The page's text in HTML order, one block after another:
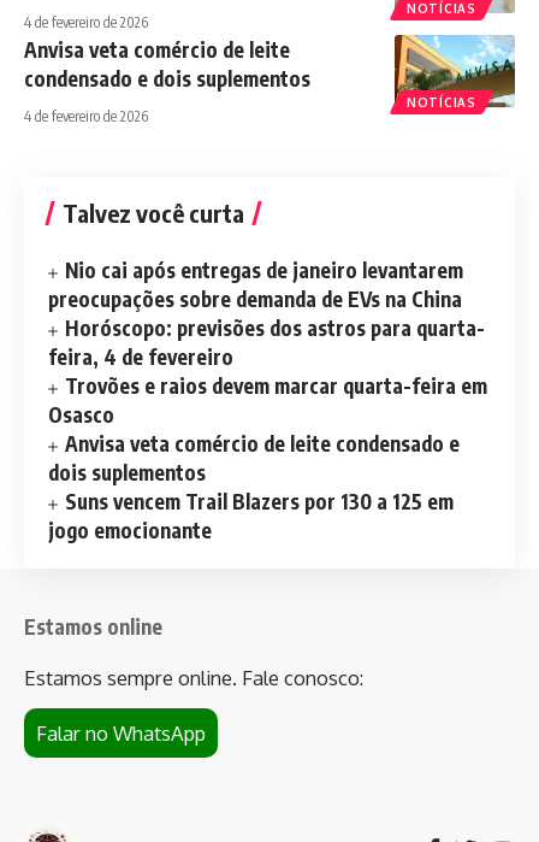
NOTÍCIAS
4 de fevereiro de 2026
NOTÍCIAS
Anvisa veta comércio de leite
condensado e dois suplementos
4 de fevereiro de 2026
Talvez você curta
Nio cai após entregas de janeiro levantarem
preocupações sobre demanda de EVs na China
Horóscopo: previsões dos astros para quarta-
feira, 4 de fevereiro
Trovões e raios devem marcar quarta-feira em
Osasco
Anvisa veta comércio de leite condensado e
dois suplementos
Suns vencem Trail Blazers por 130 a 125 em
jogo emocionante
Estamos online
Estamos sempre online. Fale conosco:
Falar no WhatsApp